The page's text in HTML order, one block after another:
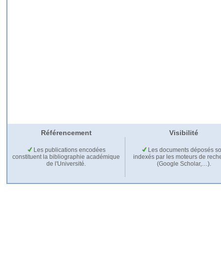
Référencement Visibilité
Les publications encodées
constituent la bibliographie académique
de l'Université.
Les documents déposés
indexés par les moteurs de
(Google Scholar,…).